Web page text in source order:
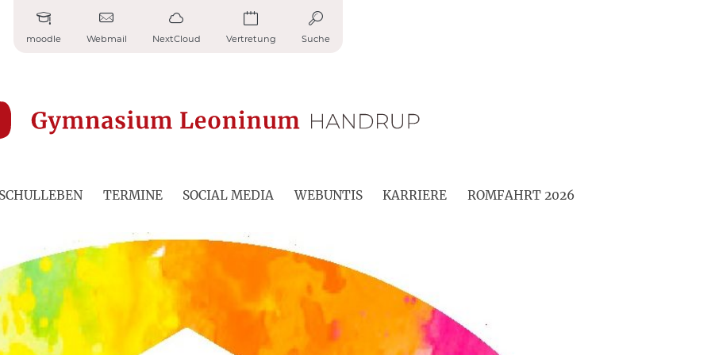
moodle Webmail NextCloud Vertretung Suche
SCHULLEBEN TERMINE SOCIAL MEDIA WEBUNTIS KARRIERE ROMFAHRT 2026